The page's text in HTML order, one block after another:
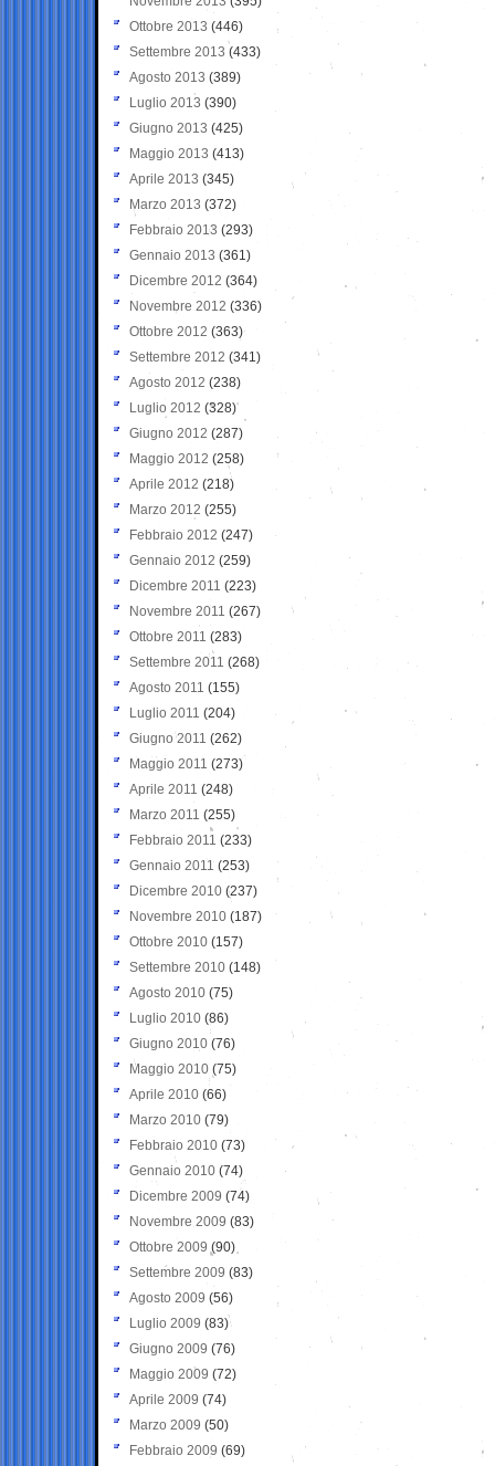
Ottobre 2013 (446)
Settembre 2013 (433)
Agosto 2013 (389)
Luglio 2013 (390)
Giugno 2013 (425)
Maggio 2013 (413)
Aprile 2013 (345)
Marzo 2013 (372)
Febbraio 2013 (293)
Gennaio 2013 (361)
Dicembre 2012 (364)
Novembre 2012 (336)
Ottobre 2012 (363)
Settembre 2012 (341)
Agosto 2012 (238)
Luglio 2012 (328)
Giugno 2012 (287)
Maggio 2012 (258)
Aprile 2012 (218)
Marzo 2012 (255)
Febbraio 2012 (247)
Gennaio 2012 (259)
Dicembre 2011 (223)
Novembre 2011 (267)
Ottobre 2011 (283)
Settembre 2011 (268)
Agosto 2011 (155)
Luglio 2011 (204)
Giugno 2011 (262)
Maggio 2011 (273)
Aprile 2011 (248)
Marzo 2011 (255)
Febbraio 2011 (233)
Gennaio 2011 (253)
Dicembre 2010 (237)
Novembre 2010 (187)
Ottobre 2010 (157)
Settembre 2010 (148)
Agosto 2010 (75)
Luglio 2010 (86)
Giugno 2010 (76)
Maggio 2010 (75)
Aprile 2010 (66)
Marzo 2010 (79)
Febbraio 2010 (73)
Gennaio 2010 (74)
Dicembre 2009 (74)
Novembre 2009 (83)
Ottobre 2009 (90)
Settembre 2009 (83)
Agosto 2009 (56)
Luglio 2009 (83)
Giugno 2009 (76)
Maggio 2009 (72)
Aprile 2009 (74)
Marzo 2009 (50)
Febbraio 2009 (69)